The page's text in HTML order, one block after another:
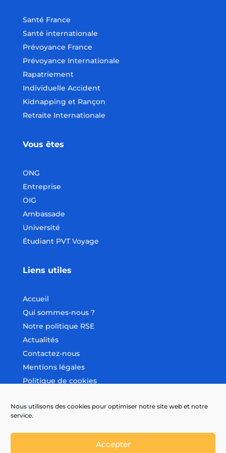
Nous utilisons des cookies pour optimiser notre site web et notre
service.
Accepter
Santé France
Santé internationale
Prévoyance France
Prévoyance Internationale
Rapatriement
Individuelle Accident
Kidnapping et Rançon
Retraite Internationale
Vous êtes
ONG
Entreprise
OIG
Ambassade
Université
Étudiant PVT Voyage
Liens utiles
Accueil
Qui sommes-nous ?
Notre politique RSE
Actualités
Contactez-nous
Mentions légales
Politique de cookies
Nous suivre